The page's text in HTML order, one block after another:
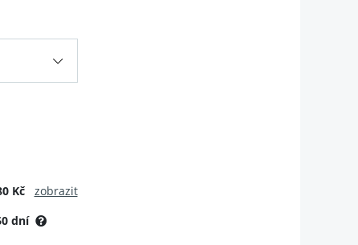
Kč
zobrazit
dní